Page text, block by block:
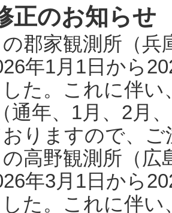
正のお知らせ
郡家観測所（
年1月1日から
た。これに伴い
通年、1月、2月
りますので、
高野観測所（
年3月1日から
た。これに伴い